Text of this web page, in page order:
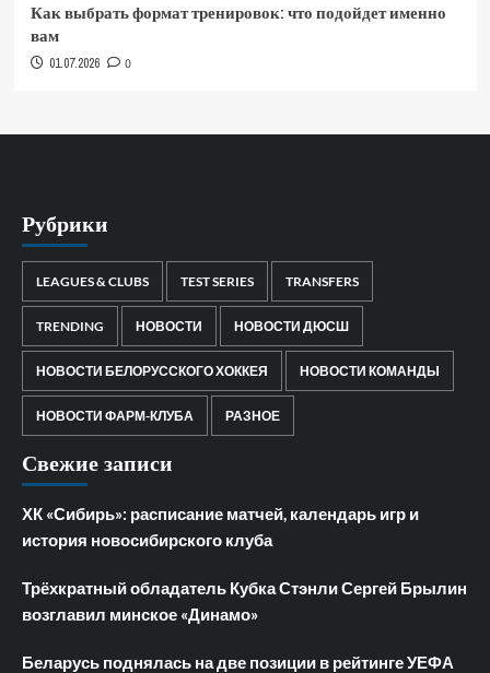
Как выбрать формат тренировок: что подойдет именно
вам
01.07.2026 0
Рубрики
LEAGUES & CLUBS TEST SERIES TRANSFERS
TRENDING НОВОСТИ НОВОСТИ ДЮСШ
НОВОСТИ БЕЛОРУССКОГО ХОККЕЯ НОВОСТИ КОМАНДЫ
НОВОСТИ ФАРМ-КЛУБА РАЗНОЕ
Свежие записи
ХК «Сибирь»: расписание матчей, календарь игр и
история новосибирского клуба
Трёхкратный обладатель Кубка Стэнли Сергей Брылин
возглавил минское «Динамо»
Беларусь поднялась на две позиции в рейтинге УЕФА